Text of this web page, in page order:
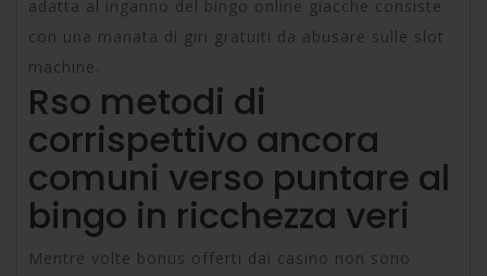
adatta al inganno del bingo online giacche consiste
con una manata di giri gratuiti da abusare sulle slot
machine.
Rso metodi di
corrispettivo ancora
comuni verso puntare al
bingo in ricchezza veri
Mentre volte bonus offerti dai casino non sono